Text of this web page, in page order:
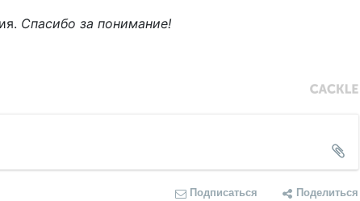
Спасибо за понимание!
Подписаться Поделиться